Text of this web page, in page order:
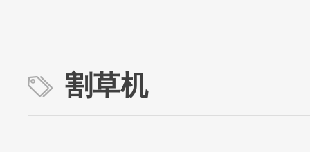
割草机